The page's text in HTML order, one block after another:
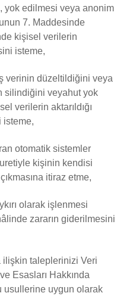
yok edilmesi veya anonim
7. Maddesinde
kişisel verilerin
isteme,
verinin düzeltildiğini veya
silindiğini veyahut yok
verilerin aktarıldığı
isteme,
otomatik sistemler
kişinin kendisi
itiraz etme,
olarak işlenmesi
zararın giderilmesini
ilişkin taleplerinizi Veri
Esasları Hakkında
usullerine uygun olarak